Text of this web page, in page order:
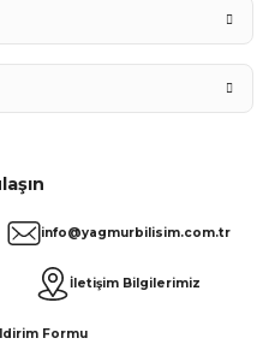
info@yagmurbilisim.com.tr
İletişim Bilgilerimiz
Formu